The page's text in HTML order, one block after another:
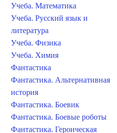
Учеба. Математика
Учеба. Русский язык и
литература
Учеба. Физика
Учеба. Химия
Фантастика
Фантастика. Альтернативная
история
Фантастика. Боевик
Фантастика. Боевые роботы
Фантастика. Героическая